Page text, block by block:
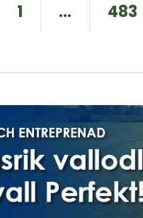
1 … 483